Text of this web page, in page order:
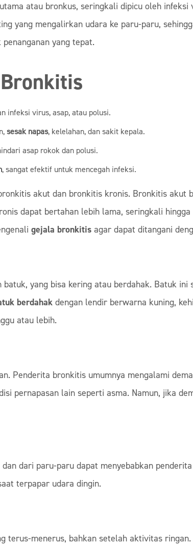
atau bronkus, seringkali dipicu oleh
yang mengalirkan udara ke paru-paru,
yang tepat.
infeksi virus, asap, atau polusi.
sesak napas, kelelahan, dan sakit kepala.
asap rokok dan polusi.
, sangat efektif untuk mencegah infeksi.
akut dan bronkitis kronis. Bronkitis akut
dapat bertahan lebih lama, seringkali
gejala bronkitis agar dapat ditangani
batuk, yang bisa kering atau berdahak. Batuk
berdahak dengan lendir berwarna kuning,
atau lebih.
Penderita bronkitis umumnya mengalami
pernapasan lain seperti asma. Namun, jika
dari paru-paru dapat menyebabkan
terpapar udara dingin.
terus-menerus, bahkan setelah aktivitas